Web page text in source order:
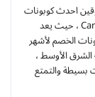
احدث كوبونات
واكواد خصم كارديال صالحة وفعالة لكل منتجات متجر Cardial ، حيث يعد
الخصم لأشهر
الشرق الأوسط ،
بسيطة والتمتع